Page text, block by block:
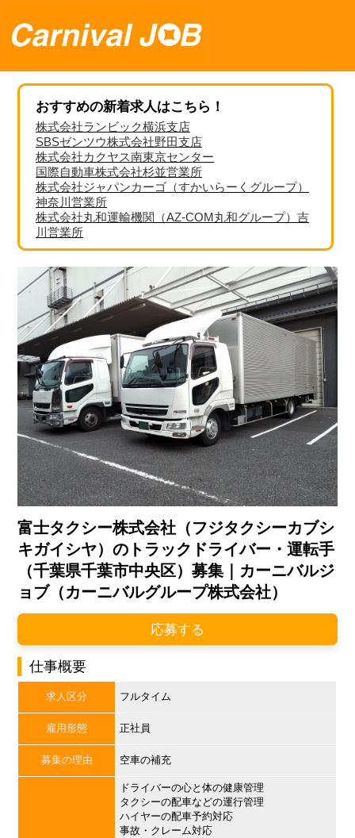
おすすめの新着求人はこちら！
株式会社ランビック横浜支店
SBSゼンツウ株式会社野田支店
株式会社カクヤス南東京センター
国際自動車株式会社杉並営業所
株式会社ジャパンカーゴ（すかいらーくグループ）
神奈川営業所
株式会社丸和運輸機関（AZ-COM丸和グループ）吉
川営業所
富士タクシー株式会社（フジタクシーカブシ
キガイシヤ）のトラックドライバー・運転手
（千葉県千葉市中央区）募集｜カーニバルジ
ョブ（カーニバルグループ株式会社）
応募する
仕事概要
求人区分 フルタイム
雇用形態 正社員
募集の理由 空車の補充
ドライバーの心と体の健康管理
タクシーの配車などの運行管理
ハイヤーの配車予約対応
事故・クレーム対応